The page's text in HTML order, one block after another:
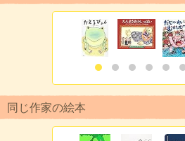
同じ作家の絵本